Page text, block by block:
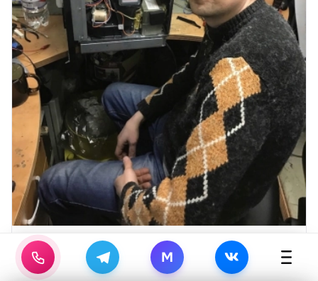
Постолатий Олег
10 лет 337
Профиль →
M